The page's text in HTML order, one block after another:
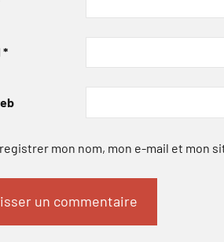
*
mon nom, mon e-mail et mon